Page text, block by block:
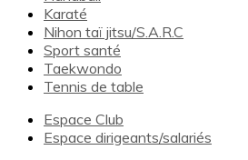
Karaté
Nihon taï jitsu/S.A.R.C
Sport santé
Taekwondo
Tennis de table
Espace Club
Espace dirigeants/salariés